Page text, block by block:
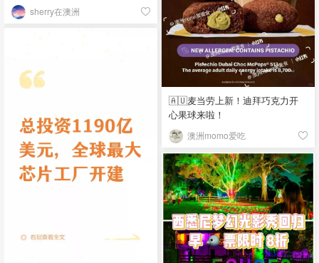
sherry在澳洲
🇦🇺麦当劳上新！迪拜巧克力开
心果球来啦！
澳洲momo爱吃